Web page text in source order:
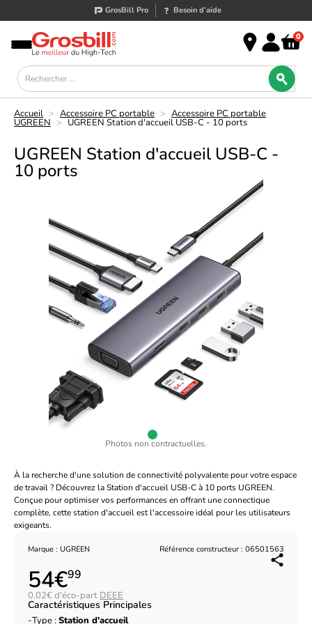
GrosBill Pro Besoin d’aide
0
Accueil > Accessoire PC portable > Accessoire PC portable
UGREEN > UGREEN Station d'accueil USB-C - 10 ports
UGREEN Station d'accueil USB-C -
10 ports
Photos non contractuelles.
À la recherche d'une solution de connectivité polyvalente pour votre espace
de travail ? Découvrez la Station d'accueil USB-C à 10 ports UGREEN.
Conçue pour optimiser vos performances en offrant une connectique
complète, cette station d'accueil est l'accessoire idéal pour les utilisateurs
exigeants.
Marque : UGREEN Référence constructeur : 06501563
54€99
0,02€ d'éco-part DEEE
Caractéristiques Principales
Type :Station d'accueil